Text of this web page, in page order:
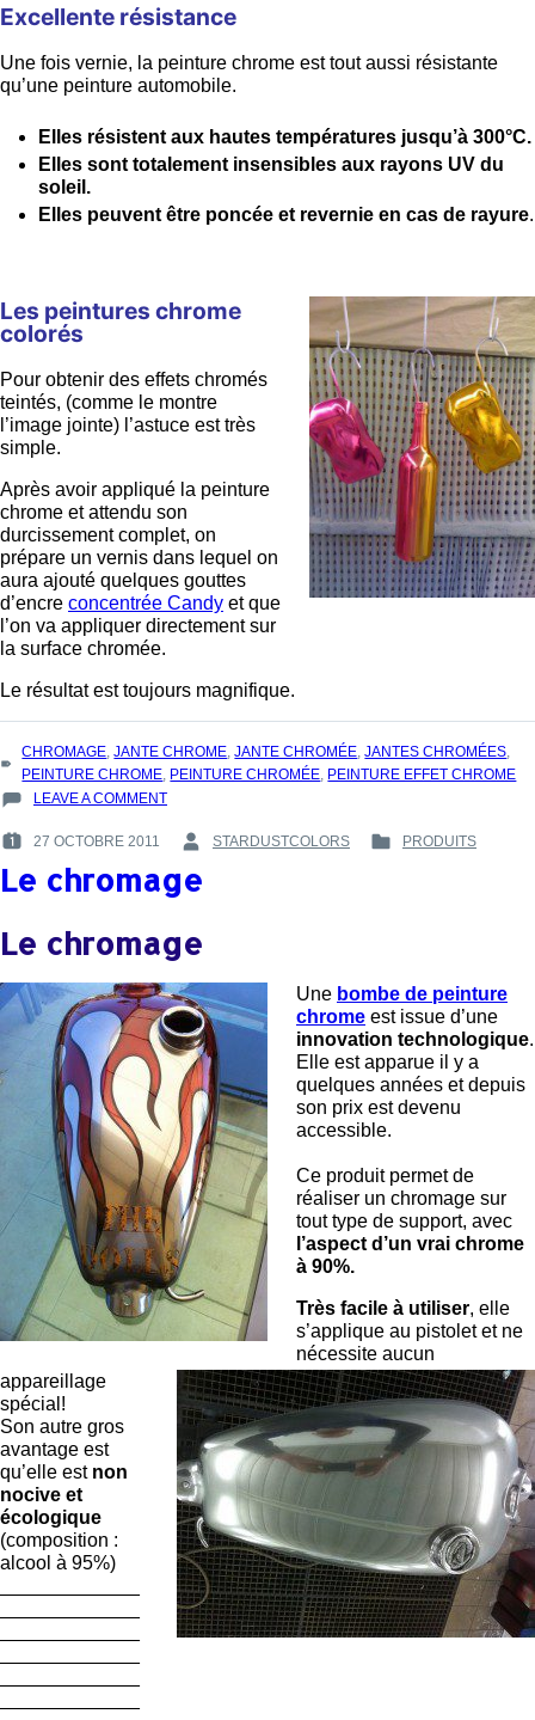
Excellente résistance
Une fois vernie, la peinture chrome est tout aussi résistante
qu’une peinture automobile.
Elles résistent aux hautes températures jusqu’à 300°C.
Elles sont totalement insensibles aux rayons UV du
soleil.
Elles peuvent être poncée et revernie en cas de rayure.
Les peintures chrome
colorés
Pour obtenir des effets chromés
teintés, (comme le montre
l’image jointe) l’astuce est très
simple.
Après avoir appliqué la peinture
chrome et attendu son
durcissement complet, on
prépare un vernis dans lequel on
aura ajouté quelques gouttes
d’encre concentrée Candy et que
l’on va appliquer directement sur
la surface chromée.
Le résultat est toujours magnifique.
TAGS
:
CHROMAGE,JANTE CHROME,JANTE CHROMÉE,JANTES CHROMÉES,
PEINTURE CHROME, PEINTURE CHROMÉE, PEINTURE EFFET CHROME
LEAVE A COMMENTON
SONT
PEINTURES
POSTED
ON
27 OCTOBRE 2011
BY
:
STARDUSTCOLORS
POSTED
PRODUITS
Le chromage
Le chromage
Une bombe de peinture
chrome est issue d’une
innovation technologique.
Elle est apparue il y a
quelques années et depuis
son prix est devenu
accessible.
Ce produit permet de
réaliser un chromage sur
tout type de support, avec
l’aspect d’un vrai chrome
à 90%.
Très facile à utiliser, elle
s’applique au pistolet et ne
nécessite aucun
appareillage
spécial!
Son autre gros
avantage est
qu’elle est non
nocive et
écologique
(composition :
alcool à 95%)